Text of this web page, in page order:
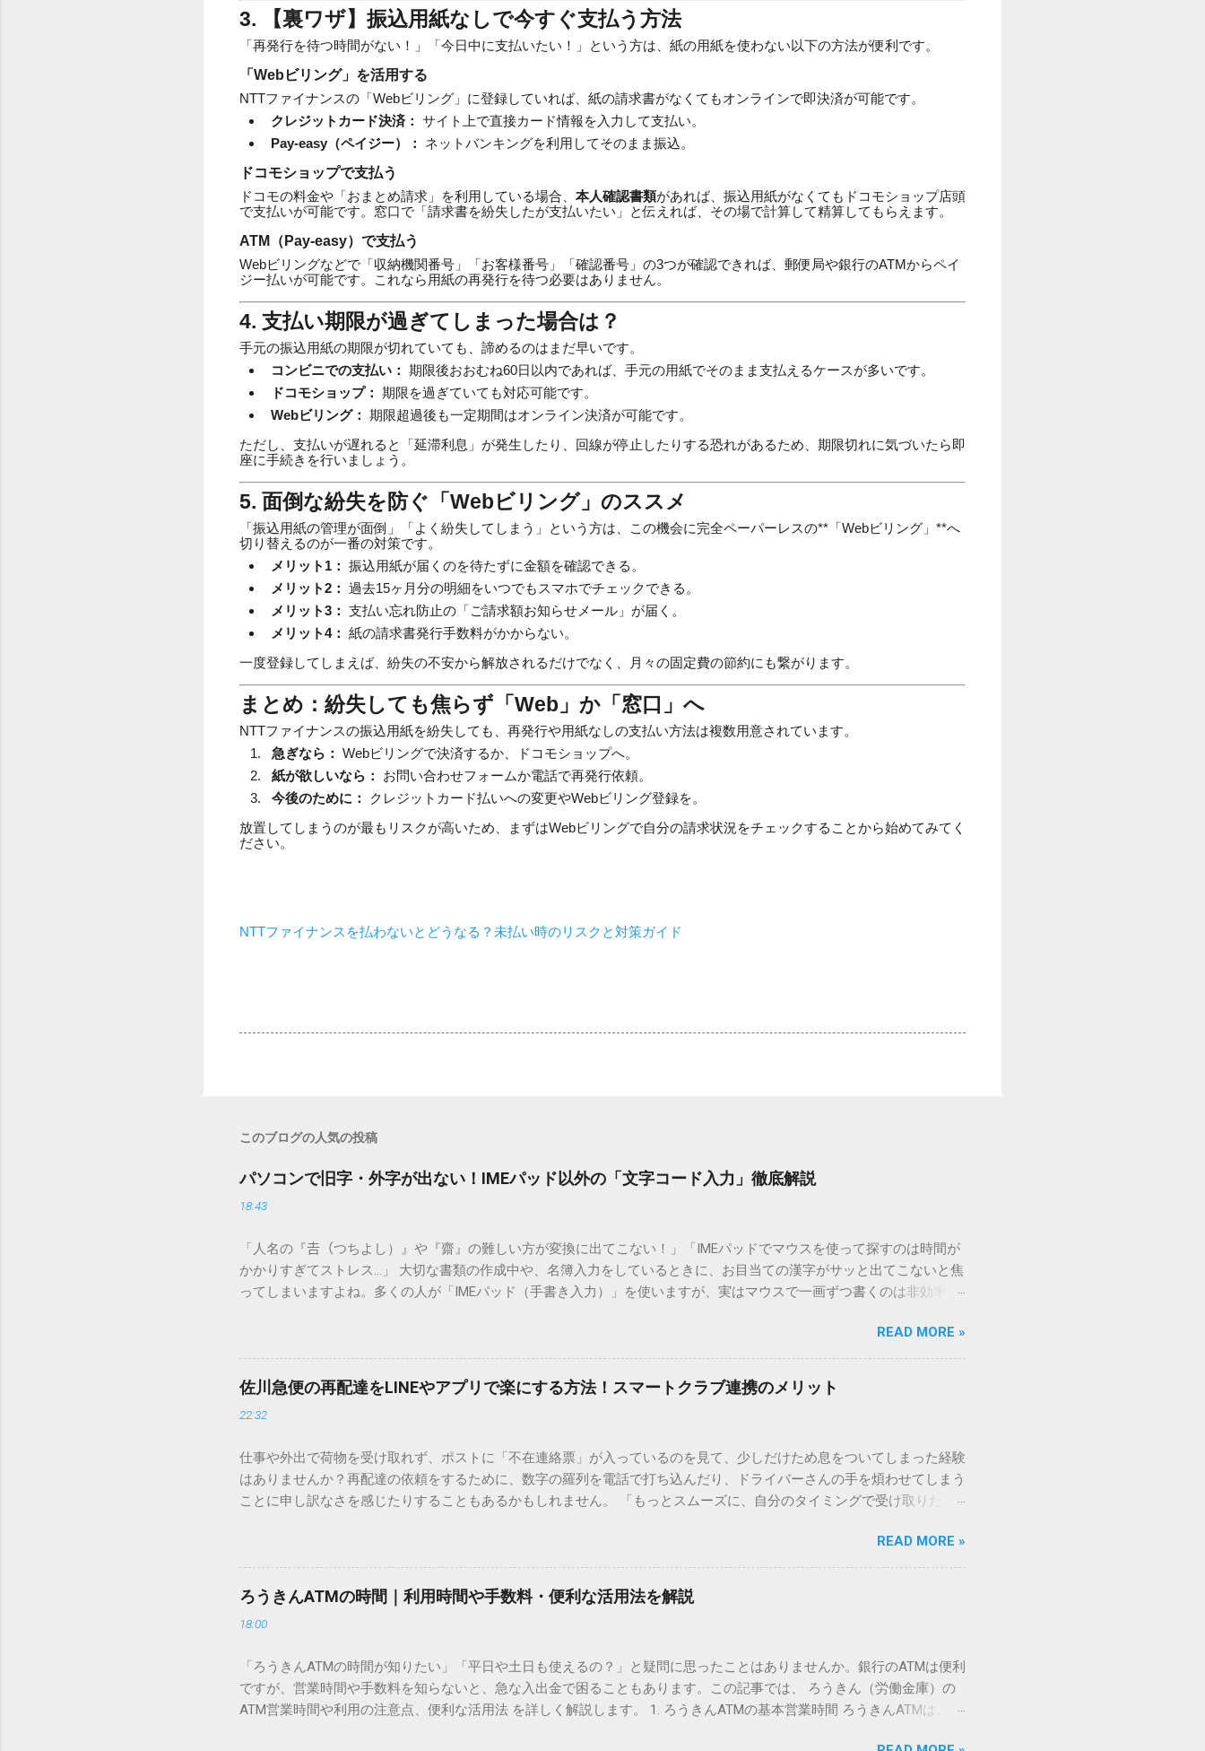
3. 【裏ワザ】振込用紙なしで今すぐ支払う方法
「再発行を待つ時間がない！」「今日中に支払いたい！」という方は、紙の用紙を使わない以下の方法が便利です。
「Webビリング」を活用する
NTTファイナンスの「Webビリング」に登録していれば、紙の請求書がなくてもオンラインで即決済が可能です。
クレジットカード決済： サイト上で直接カード情報を入力して支払い。
Pay-easy（ペイジー）：
ネットバンキングを利用してそのまま振込。
ドコモショップで支払う
ドコモの料金や「おまとめ請求」を利用している場合、 本人確認書類があれば、振込用紙がなくてもドコモショップ店頭
で支払いが可能です。窓口で「請求書を紛失したが支払いたい」と伝えれば、その場で計算して精算してもらえます。
ATM（Pay-easy）で支払う
Webビリングなどで「収納機関番号」「お客様番号」「確認番号」の3つが確認できれば、郵便局や銀行のATMからペイ
ジー払いが可能です。これなら用紙の再発行を待つ必要はありません。
4. 支払い期限が過ぎてしまった場合は？
手元の振込用紙の期限が切れていても、諦めるのはまだ早いです。
コンビニでの支払い： 期限後おおむね60日以内であれば、手元の用紙でそのまま支払えるケースが多いです。
ドコモショップ： 期限を過ぎていても対応可能です。
Webビリング： 期限超過後も一定期間はオンライン決済が可能です。
ただし、支払いが遅れると「延滞利息」が発生したり、回線が停止したりする恐れがあるため、期限切れに気づいたら即
座に手続きを行いましょう。
5. 面倒な紛失を防ぐ「Webビリング」のススメ
「振込用紙の管理が面倒」「よく紛失してしまう」という方は、この機会に完全ペーパーレスの**「Webビリング」**へ
切り替えるのが一番の対策です。
メリット1： 振込用紙が届くのを待たずに金額を確認できる。
メリット2： 過去15ヶ月分の明細をいつでもスマホでチェックできる。
メリット3： 支払い忘れ防止の「ご請求額お知らせメール」が届く。
メリット4： 紙の請求書発行手数料がかからない。
一度登録してしまえば、紛失の不安から解放されるだけでなく、月々の固定費の節約にも繋がります。
まとめ：紛失しても焦らず「Web」か「窓口」へ
NTTファイナンスの振込用紙を紛失しても、再発行や用紙なしの支払い方法は複数用意されています。
急ぎなら： Webビリングで決済するか、ドコモショップへ。
紙が欲しいなら：
お問い合わせフォームか電話で再発行依頼。
今後のために：
クレジットカード払いへの変更やWebビリング登録を。
放置してしまうのが最もリスクが高いため、まずはWebビリングで自分の請求状況をチェックすることから始めてみてく
ださい。
NTTファイナンスを払わないとどうなる？未払い時のリスクと対策ガイド
このブログの人気の投稿
パソコンで旧字・外字が出ない！IMEパッド以外の「文字コード入力」徹底解説
18:43
「人名の『𠮷（つちよし）』や『齋』の難しい方が変換に出てこない！」「IMEパッドでマウスを使って探すのは時間が
かかりすぎてストレス…」 大切な書類の作成中や、名簿入力をしているときに、お目当ての漢字がサッと出てこないと焦
ってしまいますよね。多くの人が「IMEパッド（手書き入力）」を使いますが、実はマウスで一画ずつ書くのは非効率で
ードを打ち込むだけで一瞬で旧字や外字、特殊記号を呼び出す「文字コード入力」のテクニックを詳しく解説します。
この方法をマスターすれば、もう難しい漢字の入力で手を止める必要はありません。 1. なぜ「変換」しても旧字・外字
が出てこないのか？ そもそも、なぜ普通の変換で出てこない漢字があるのでしょうか。その理由は、パソコンが文字を
認識する仕組みにあります。 日本のパソコンで一般的に使われる漢字は、JIS規格（日本産業規格）によって「第1水
準」「第2水準」といった形で整理されています。しかし、人名や地名に使われる非常に古い漢字（旧字）や、特定の組
「Unicode（ユニコード）」や「JISコード」といった 文字コード です。パソコン上のすべての文字には、いわば「住
所」のような番号が割り振られています。変換候補に出ない文字でも、この住所（コード）を直接指定すれば、確実に呼
び出すことができるのです。 2. Windows標準機能！文字コードで漢字を出す「16進数入力」 最も汎用性が高く、特別な
できます。 具体的な手順（Unicode入力） 入力したい文字の「Unicode（例：20BB7）」を把握する。 入力モードを「半
角」にする（※重要）。 **「20BB7」**と入力する。 直後にキーボードの**[Alt]キーを押しながら[X]キー**を押す。 入
力した数字が、一瞬で対応する漢字（例：𠮷）に変換されます。 注記： この方法は、特にMicrosoft Wordで非常に強力
READ MORE »
佐川急便の再配達をLINEやアプリで楽にする方法！スマートクラブ連携のメリット
22:32
仕事や外出で荷物を受け取れず、ポストに「不在連絡票」が入っているのを見て、少しだけため息をついてしまった経験
はありませんか？再配達の依頼をするために、数字の羅列を電話で打ち込んだり、ドライバーさんの手を煩わせてしまう
ことに申し訳なさを感じたりすることもあるかもしれません。 「もっとスムーズに、自分のタイミングで受け取りた
ビス「スマートクラブ」と、LINEや公式アプリの連携です。これらを活用するだけで、再配達のストレスは驚くほど軽く
なります。この記事では、忙しい毎日をサポートする便利な受け取り術と、連携による具体的なメリットを徹底解説しま
す。 佐川急便の再配達が劇的に変わる「スマートクラブ」とは？ まず押さえておきたいのが、佐川急便の個人向け無料
会員サービス「スマートクラブ」です。これは、荷物の配送状況をリアルタイムで管理するための基盤となるサービスで
す。 以前はウェブサイトを開いてログインする手間がありましたが、現在はLINEやアプリと紐付けることで、その利便
じめ配達時間を変更するといった先回りの対応が可能になります。 LINE連携で「不在連絡票」とおさらばできる理由 日
本国内で最も利用されているコミュニケーションアプリ「LINE」を佐川急便と連携させると、荷物の受け取り体験が一変
します。 1. トーク画面からワンタップで依頼 不在連絡票に記載されたQRコードを読み取る手間すら、過去のものになり
READ MORE »
ろうきんATMの時間｜利用時間や手数料・便利な活用法を解説
18:00
「ろうきんATMの時間が知りたい」「平日や土日も使えるの？」と疑問に思ったことはありませんか。銀行のATMは便利
ですが、営業時間や手数料を知らないと、急な入出金で困ることもあります。この記事では、 ろうきん（労働金庫）の
ATM営業時間や利用の注意点、便利な活用法 を詳しく解説します。 1. ろうきんATMの基本営業時間 ろうきんATMは、利